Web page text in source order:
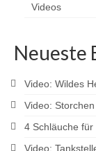
Videos
Neueste
Video: Wildes
Video:
4 Schläuche
Video: